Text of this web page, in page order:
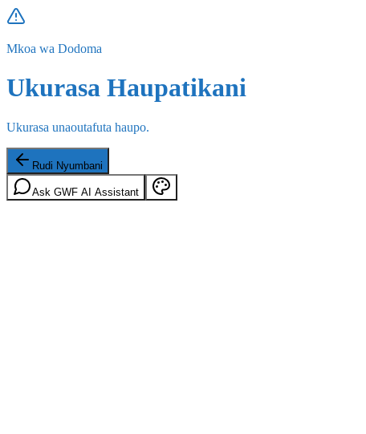
Mkoa wa Dodoma
Ukurasa Haupatikani
Ukurasa unaoutafuta haupo.
Rudi Nyumbani
Ask GWF AI Assistant